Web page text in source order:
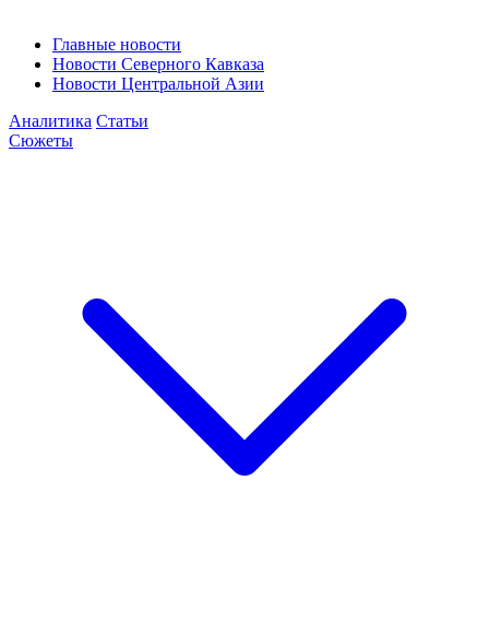
Главные новости
Новости Северного Кавказа
Новости Центральной Азии
Аналитика Статьи
Сюжеты